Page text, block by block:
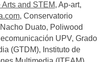
and STEM, Ap-art,
, Conservatorio
Duato, Poliwood
UPV, Grado
(GTDM), Instituto de